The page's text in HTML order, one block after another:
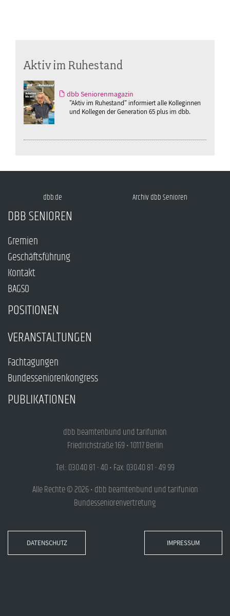
Aktiv im Ruhestand
dbb Seniorenmagazin
"Aktiv im Ruhestand" informiert alle Kolleginnen
und Kollegen der Generation 65 plus im dbb.
dbb.de Archiv dbb Senioren
DBB SENIOREN
Gremien
Geschäftsführung
Kontakt
BAGSO
POSITIONEN
VERANSTALTUNGEN
Fachtagungen
Bundesseniorenkongress
PUBLIKATIONEN
dbb beamtenbund und tarifunion
Friedrichstraße 169 • 10117 Berlin
Tel.: 030.40 81 - 40 • Fax: 030.40 81 - 49 99
Alle Rechte © 2026 • dbb beamtenbund und tarifunion
Bundesseniorenvertretung
DATENSCHUTZ IMPRESSUM